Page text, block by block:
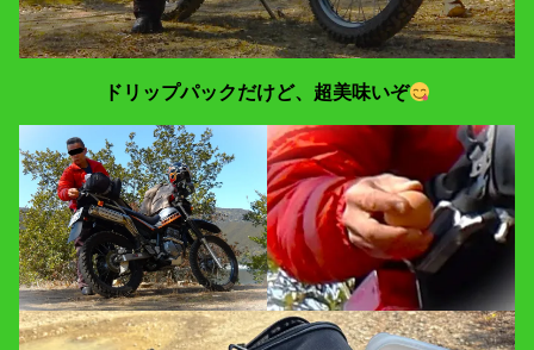
ドリップパックだけど、超美味いぞ